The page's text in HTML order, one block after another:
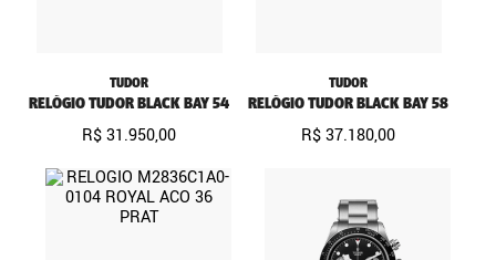
TUDOR
RELÓGIO TUDOR BLACK BAY 54
R$31.950,00
TUDOR
RELÓGIO TUDOR BLACK BAY 58
R$37.180,00